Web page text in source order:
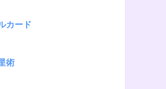
カード
術